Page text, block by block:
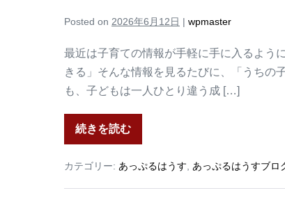
Posted on 2026年6月12日 | wpmaster
最近は子育ての情報が手軽に手に入るよう
きる」そんな情報を見るたびに、「うちの
も、子どもは一人ひとり違う成 […]
続きを読む
カテゴリー: あっぷるはうす あっぷるはうすブロ